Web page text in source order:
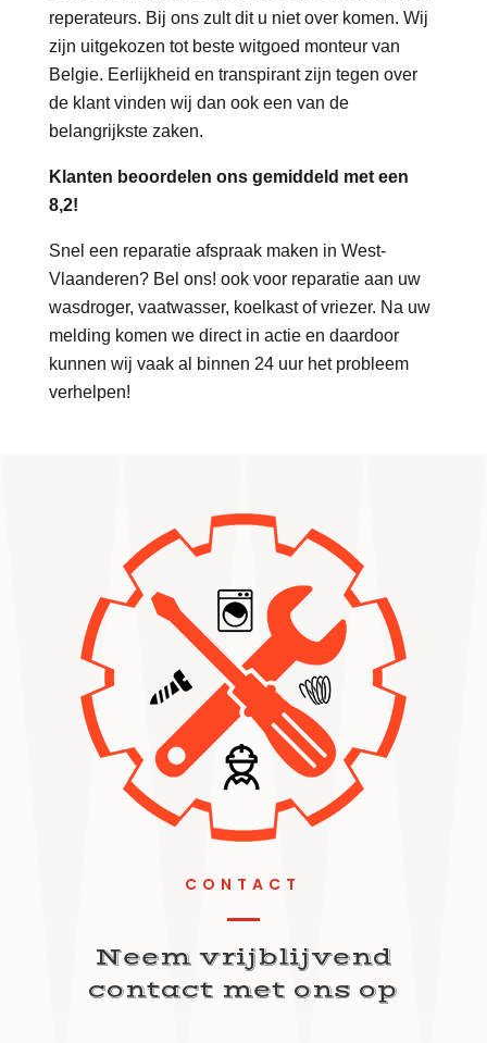
reperateurs. Bij ons zult dit u niet over komen. Wij
zijn uitgekozen tot beste witgoed monteur van
Belgie. Eerlijkheid en transpirant zijn tegen over
de klant vinden wij dan ook een van de
belangrijkste zaken.
Klanten beoordelen ons gemiddeld met een
8,2!
Snel een reparatie afspraak maken in West-
Vlaanderen? Bel ons! ook voor reparatie aan uw
wasdroger, vaatwasser, koelkast of vriezer. Na uw
melding komen we direct in actie en daardoor
kunnen wij vaak al binnen 24 uur het probleem
verhelpen!
CONTACT
Neem vrijblijvend
contact met ons op